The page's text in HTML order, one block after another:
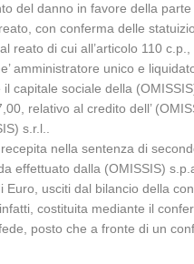
del danno in favore della
con conferma delle
reato di cui all’articolo 110
amministratore unico e
capitale sociale della
relativo al credito dell’
s.r.l..
nella sentenza di
effettuato dalla (OMISSIS)
Euro, usciti dal bilancio della
costituita mediante il
posto che a fronte di un